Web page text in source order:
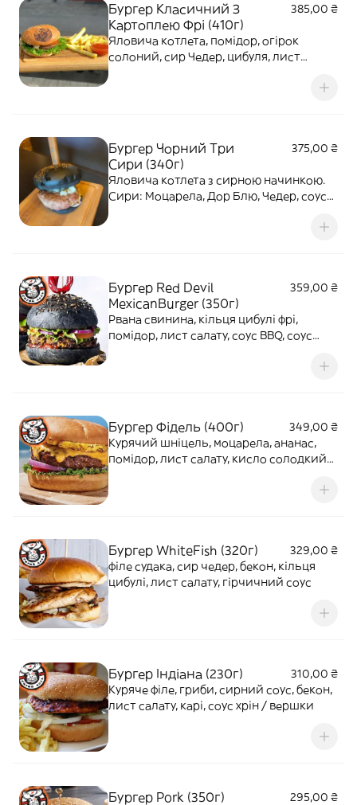
Бургер Класичний З
Картоплею Фрі (410г)
385,00 ₴
Яловича котлета, помідор, огірок
солоний, сир Чедер, цибуля, лист
Бургер Чорний Три
Сири (340г)
375,00 ₴
Яловича котлета з сирною начинкою.
Сири: Моцарела, Дор Блю, Чедер, соус
Бургер Red Devil
MexicanBurger (350г)
359,00 ₴
Рвана свинина, кільця цибулі фрі,
помідор, лист салату, соус BBQ, соус
Бургер Фідель (400г)
349,00 ₴
Курячий шніцель, моцарела, ананас,
помідор, лист салату, кисло солодкий
Бургер WhiteFish (320г)
329,00 ₴
філе судака, сир чедер, бекон, кільця
цибулі, лист салату, гірчичний соус
Бургер Індіана (230г)
310,00 ₴
Куряче філе, гриби, сирний соус, бекон,
лист салату, карі, соус хрін / вершки
Бургер Pork (350г) 295,00 ₴